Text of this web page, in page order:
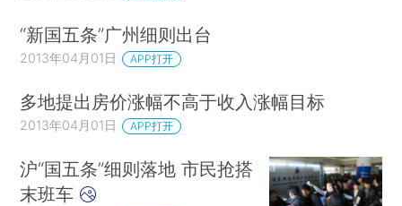
“新国五条”广州细则出台
2013年04月01日 APP打开
多地提出房价涨幅不高于收入涨幅目标
2013年04月01日 APP打开
沪“国五条”细则落地 市民抢搭
末班车